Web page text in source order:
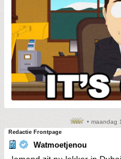
• maandag
Redactie Frontpage
Watmoetjenou